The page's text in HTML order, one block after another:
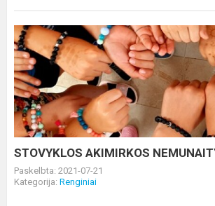
STOVYKLOS
AKIMIRKOS
NEMUNAITYJE(1)
STOVYKLOS AKIMIRKOS
Paskelbta: 2021-07-21
Kategorija: Renginiai